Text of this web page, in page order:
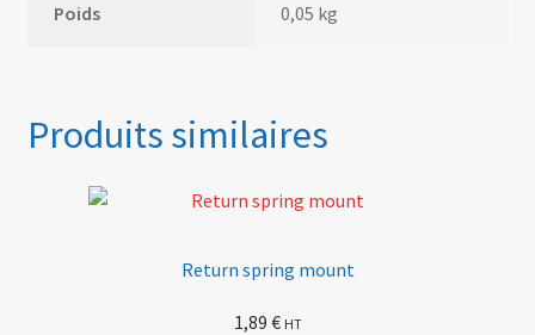
Poids 0,05 kg
Produits similaires
Return spring mount
1,89 € HT